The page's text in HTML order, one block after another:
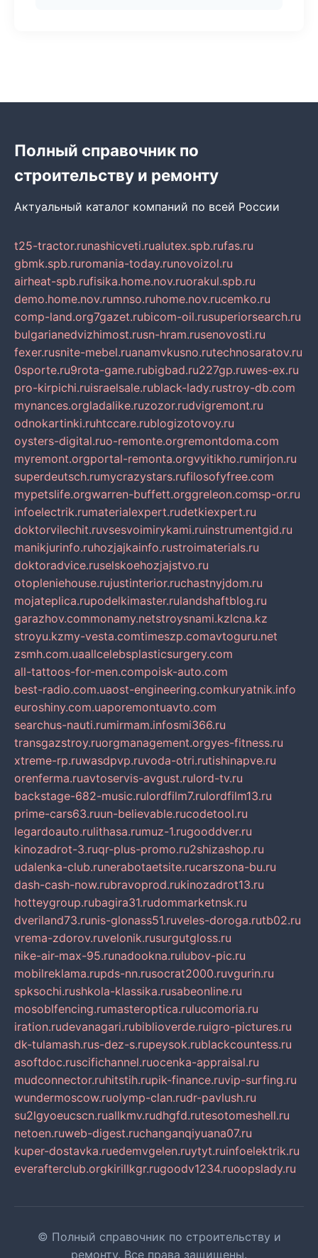
Полный справочник по
строительству и ремонту
Актуальный каталог компаний по всей России
t25-tractor.runashicveti.rualutex.spb.rufas.ru
gbmk.spb.ruromania-today.runovoizol.ru
airheat-spb.rufisika.home.nov.ruorakul.spb.ru
demo.home.nov.rumnso.ruhome.nov.rucemko.ru
comp-land.org7gazet.rubicom-oil.rusuperiorsearch.ru
bulgarianedvizhimost.rusn-hram.rusenovosti.ru
fexer.rusnite-mebel.ruanamvkusno.rutechnosaratov.ru
0sporte.ru9rota-game.rubigbad.ru227gp.ruwes-ex.ru
pro-kirpichi.ruisraelsale.rublack-lady.rustroy-db.com
mynances.orgladalike.ruzozor.rudvigremont.ru
odnokartinki.ruhtccare.rublogizotovoy.ru
oysters-digital.ruo-remonte.orgremontdoma.com
myremont.orgportal-remonta.orgvyitikho.rumirjon.ru
superdeutsch.rumycrazystars.rufilosofyfree.com
mypetslife.orgwarren-buffett.orggreleon.comsp-or.ru
infoelectrik.rumaterialexpert.rudetkiexpert.ru
doktorvilechit.ruvsesvoimirykami.ruinstrumentgid.ru
manikjurinfo.ruhozjajkainfo.rustroimaterials.ru
doktoradvice.ruselskoehozjajstvo.ru
otopleniehouse.rujustinterior.ruchastnyjdom.ru
mojateplica.rupodelkimaster.rulandshaftblog.ru
garazhov.commonamy.netstroysnami.kzlcna.kz
stroyu.kzmy-vesta.comtimeszp.comavtoguru.net
zsmh.com.uaallcelebsplasticsurgery.com
all-tattoos-for-men.compoisk-auto.com
best-radio.com.uaost-engineering.comkuryatnik.info
euroshiny.com.uaporemontuavto.com
searchus-nauti.rumirmam.infosmi366.ru
transgazstroy.ruorgmanagement.orgyes-fitness.ru
xtreme-rp.ruwasdpvp.ruvoda-otri.rutishinapve.ru
orenferma.ruavtoservis-avgust.rulord-tv.ru
backstage-682-music.rulordfilm7.rulordfilm13.ru
prime-cars63.ruun-believable.rucodetool.ru
legardoauto.rulithasa.rumuz-1.rugooddver.ru
kinozadrot-3.ruqr-plus-promo.ru2shizashop.ru
udalenka-club.runerabotaetsite.rucarszona-bu.ru
dash-cash-now.rubravoprod.rukinozadrot13.ru
hotteygroup.rubagira31.rudommarketnsk.ru
dveriland73.runis-glonass51.ruveles-doroga.rutb02.ru
vrema-zdorov.ruvelonik.rusurgutgloss.ru
nike-air-max-95.runadookna.rulubov-pic.ru
mobilreklama.rupds-nn.rusocrat2000.ruvgurin.ru
spksochi.rushkola-klassika.rusabeonline.ru
mosoblfencing.rumasteroptica.rulucomoria.ru
iration.rudevanagari.rubiblioverde.ruigro-pictures.ru
dk-tulamash.rus-dez-s.rupeysok.rublackcountess.ru
asoftdoc.ruscifichannel.ruocenka-appraisal.ru
mudconnector.ruhitstih.rupik-finance.ruvip-surfing.ru
wundermoscow.ruolymp-clan.rudr-pavlush.ru
su2lgyoeucscn.ruallkmv.rudhgfd.rutesotomeshell.ru
netoen.ruweb-digest.ruchanganqiyuana07.ru
kuper-dostavka.ruedemvgelen.ruytyt.ruinfoelektrik.ru
everafterclub.orgkirillkgr.rugoodv1234.ruoopslady.ru
© Полный справочник по строительству и
ремонту. Все права защищены.